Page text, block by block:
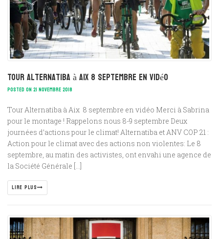
Tour Alternatiba à Aix 8 septembre en vidéo
POSTED ON 21 NOVEMBRE 2018
Tour Alternatiba à Aix 8 septembre en vidéo Merci à Sabrina
pour le montage ! Rappelons nous 8-9 septembre Deux
journées d’actions pour le climat! Alternatiba et ANV COP 21 :
Action pour le climat avec des actions non violentes: Le 8
septembre, au matin des activistes, ont envahi une agence de
la Société Générale […]
LIRE PLUS